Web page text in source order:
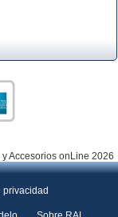
Accesorios onLine 2026
privacidad